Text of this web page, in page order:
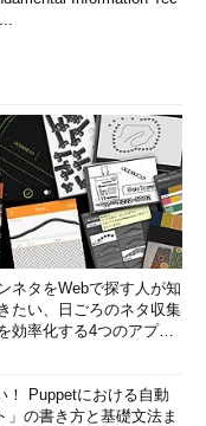
ネタをWebで探す人が知
たい、日ごろのネタ収集
効率化する4つのアプリ
！ Puppetにおける自動
の書き方と基礎文法ま